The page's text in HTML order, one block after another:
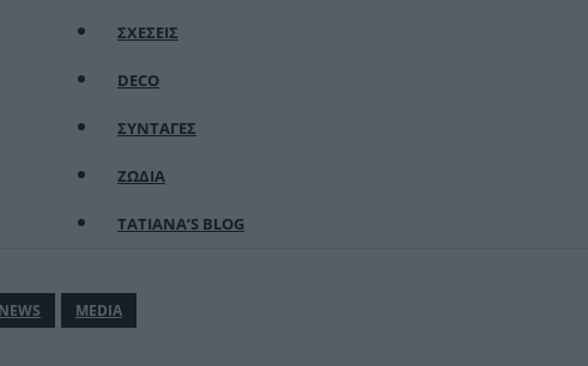
ΣΧΕΣΕΙΣ
DECO
ΣΥΝΤΑΓΕΣ
ΖΩΔΙΑ
TATIANA’S BLOG
NEWS MEDIA